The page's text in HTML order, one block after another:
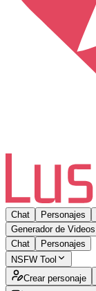
Chat Personajes
Generador de Videos
Chat
Personajes
NSFW Tool
Crear personaje